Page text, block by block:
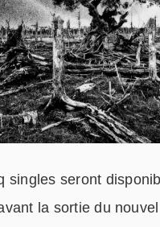
singles seront
la sortie du